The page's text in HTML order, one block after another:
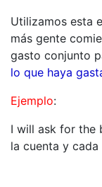
Utilizamos esta
más gente
gasto conjunto
lo que haya
Ejemplo:
I will ask for the
la cuenta y